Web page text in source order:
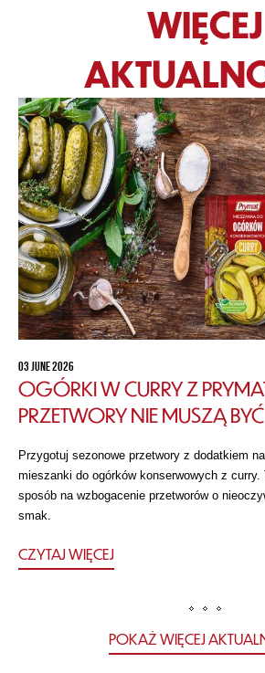
WIĘCEJ
03 JUNE 2026
OGÓRKI W CURRY Z
PRZETWORY NIE MUSZĄ
Przygotuj sezonowe przetwory z dodatkiem
mieszanki do ogórków konserwowych z
sposób na wzbogacenie przetworów o
smak.
CZYTAJ WIĘCEJ
POKAŻ WIĘCEJ